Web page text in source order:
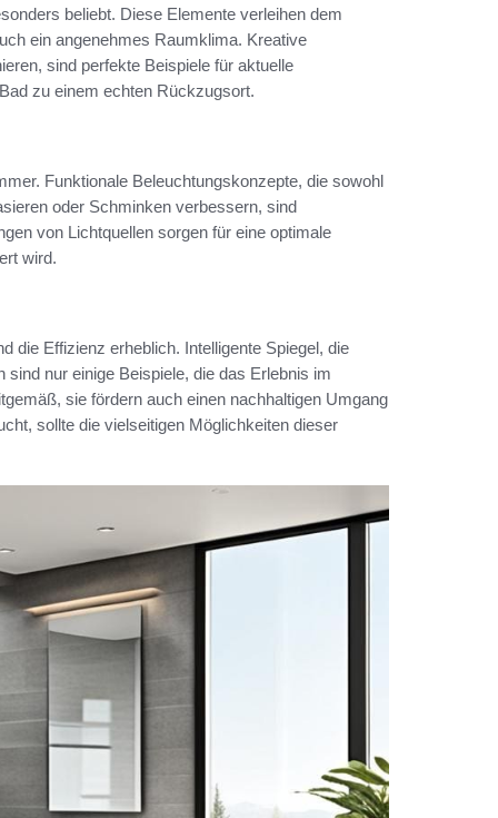
beliebt. Diese Elemente verleihen dem
ein angenehmes Raumklima. Kreative
sind perfekte Beispiele für aktuelle
zu einem echten Rückzugsort.
Funktionale Beleuchtungskonzepte, die sowohl
oder Schminken verbessern, sind
von Lichtquellen sorgen für eine optimale
wird.
die Effizienz erheblich. Intelligente Spiegel, die
nur einige Beispiele, die das Erlebnis im
sie fördern auch einen nachhaltigen Umgang
sollte die vielseitigen Möglichkeiten dieser